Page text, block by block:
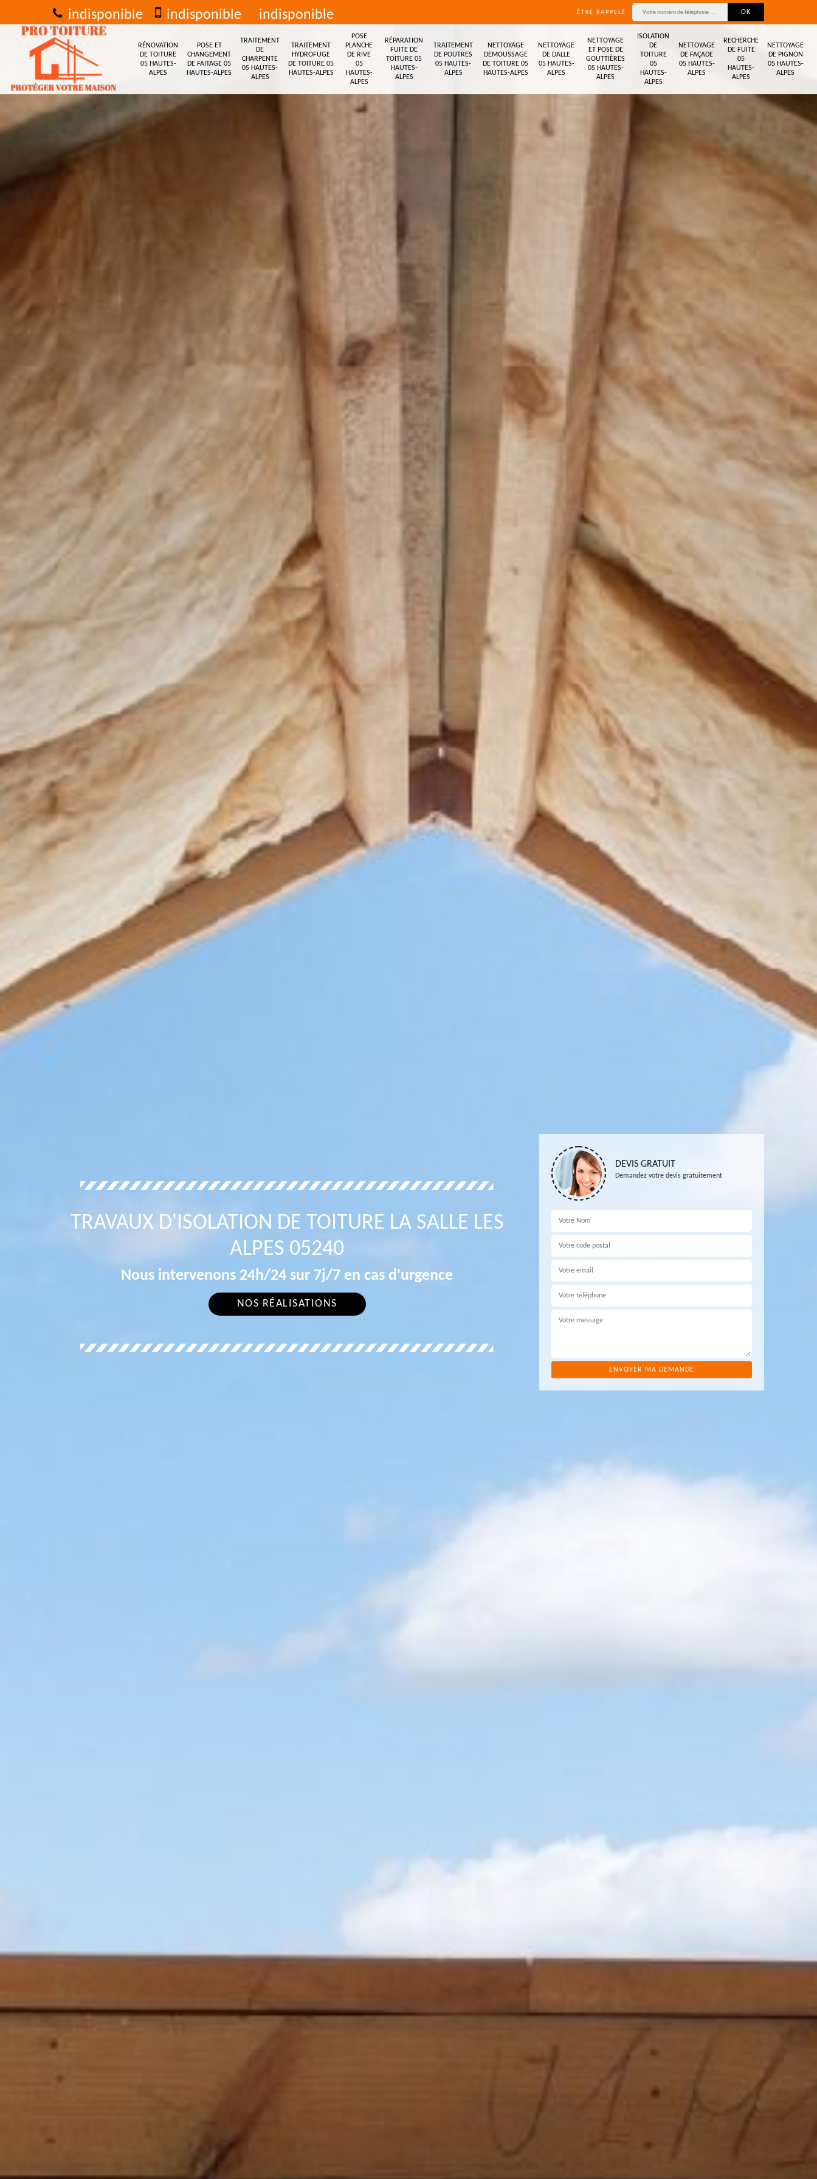
indisponible indisponible indisponible ÊTRE RAPPELÉ
RÉNOVATION
DE TOITURE
05 HAUTES-
ALPES
POSE ET
CHANGEMENT
DE FAITAGE 05
HAUTES-ALPES
TRAITEMENT
DE
CHARPENTE
05 HAUTES-
ALPES
TRAITEMENT
HYDROFUGE
DE TOITURE 05
HAUTES-ALPES
POSE
PLANCHE
DE RIVE
05
HAUTES-
ALPES
RÉPARATION
FUITE DE
TOITURE 05
HAUTES-
ALPES
TRAITEMENT
DE POUTRES
05 HAUTES-
ALPES
NETTOYAGE
DEMOUSSAGE
DE TOITURE 05
HAUTES-ALPES
NETTOYAGE
DE DALLE
05 HAUTES-
ALPES
NETTOYAGE
ET POSE DE
GOUTTIÈRES
05 HAUTES-
ALPES
ISOLATION
DE
TOITURE
05
HAUTES-
ALPES
NETTOYAGE
DE FAÇADE
05 HAUTES-
ALPES
RECHERCHE
DE FUITE
05
HAUTES-
ALPES
NETTOYAGE
DE PIGNON
05 HAUTES-
ALPES
TRAVAUX D'ISOLATION DE TOITURE LA SALLE LES
ALPES 05240
Nous intervenons 24h/24 sur 7j/7 en cas d'urgence
NOS RÉALISATIONS
DEVIS GRATUIT
Demandez votre devis gratuitement